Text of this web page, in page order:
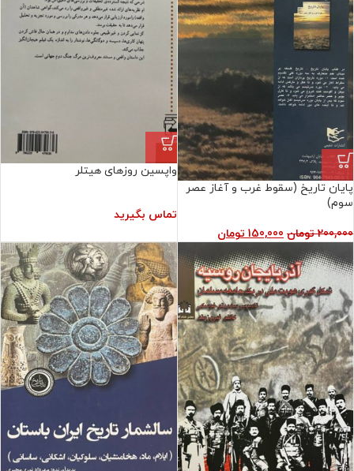
پایان تاریخ (سقوط غرب و آغاز عصر
سوم)
200,000 تومان 150,000 تومان
واپسین روزهای هیتلر
تماس بگیرید